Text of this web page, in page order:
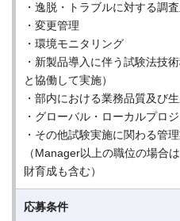
・逸脱・トラブルに対する調
・変更管理
・環境モニタリング
・新製品導入に伴う試験法技
と協働して実施）
・部内における業務品質及び
・グローバル・ローカルプロ
・その他試験実施に関わる管
（Manager以上の職位の場合
財育成も含む）
応募条件